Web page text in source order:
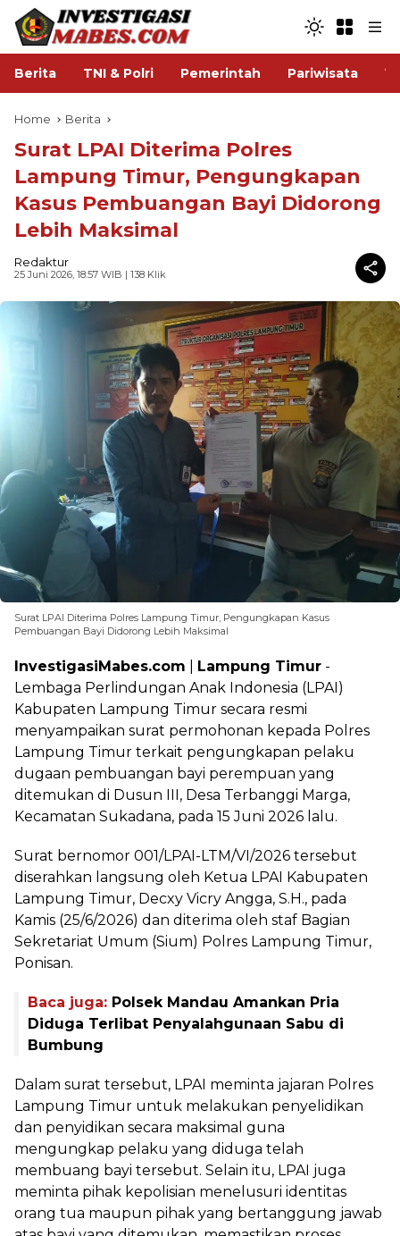
Berita TNI & Polri Pemerintah Pariwisata
Home Berita
Surat LPAI Diterima Polres
Lampung Timur, Pengungkapan
Kasus Pembuangan Bayi Didorong
Lebih Maksimal
Redaktur
25 Juni 2026, 18:57 WIB | 138 Klik
Surat LPAI Diterima Polres Lampung Timur, Pengungkapan Kasus
Pembuangan Bayi Didorong Lebih Maksimal
InvestigasiMabes.com Lampung Timur -
Lembaga Perlindungan Anak Indonesia (LPAI)
Kabupaten Lampung Timur secara resmi
menyampaikan surat permohonan kepada Polres
Lampung Timur terkait pengungkapan pelaku
dugaan pembuangan bayi perempuan yang
ditemukan di Dusun III, Desa Terbanggi Marga,
Kecamatan Sukadana, pada 15 Juni 2026 lalu.
Surat bernomor 001/LPAI-LTM/VI/2026 tersebut
diserahkan langsung oleh Ketua LPAI Kabupaten
Lampung Timur, Decxy Vicry Angga, S.H., pada
Kamis (25/6/2026) dan diterima oleh staf Bagian
Sekretariat Umum (Sium) Polres Lampung Timur,
Ponisan.
Baca juga: Polsek Mandau Amankan Pria
Diduga Terlibat Penyalahgunaan Sabu di
Bumbung
Dalam surat tersebut, LPAI meminta jajaran Polres
Lampung Timur untuk melakukan penyelidikan
dan penyidikan secara maksimal guna
mengungkap pelaku yang diduga telah
membuang bayi tersebut. Selain itu, LPAI juga
meminta pihak kepolisian menelusuri identitas
orang tua maupun pihak yang bertanggung jawab